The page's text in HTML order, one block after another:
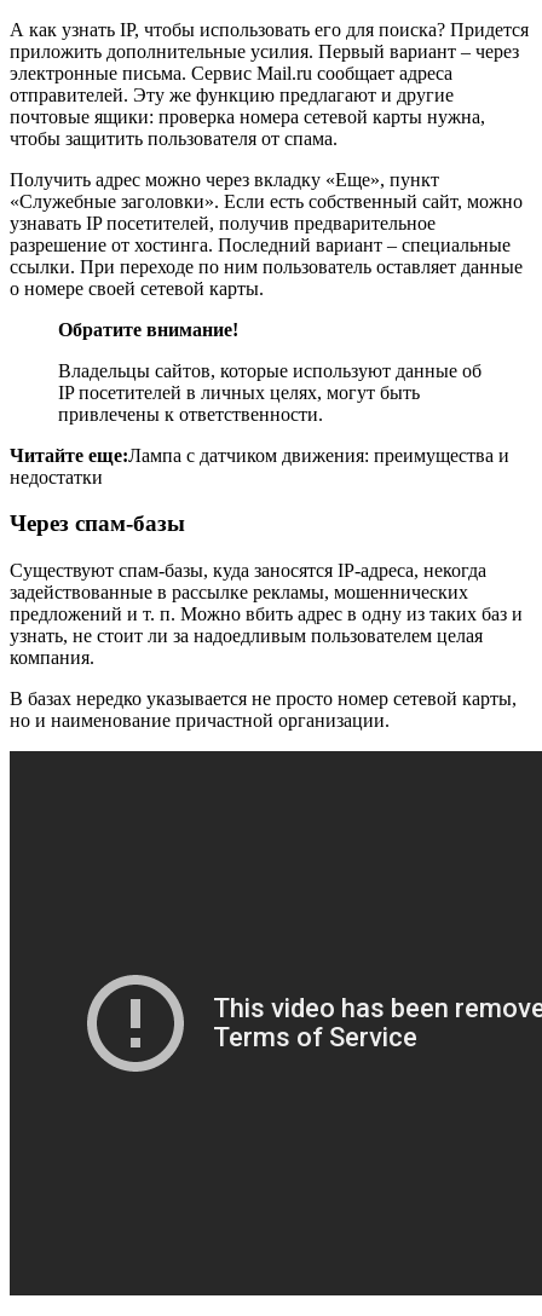
А как узнать IP, чтобы использовать его для поиска? Придется
приложить дополнительные усилия. Первый вариант – через
электронные письма. Сервис Mail.ru сообщает адреса
отправителей. Эту же функцию предлагают и другие
почтовые ящики: проверка номера сетевой карты нужна,
чтобы защитить пользователя от спама.
Получить адрес можно через вкладку «Еще», пункт
«Служебные заголовки». Если есть собственный сайт, можно
узнавать IP посетителей, получив предварительное
разрешение от хостинга. Последний вариант – специальные
ссылки. При переходе по ним пользователь оставляет данные
о номере своей сетевой карты.
Обратите внимание!
Владельцы сайтов, которые используют данные об
IP посетителей в личных целях, могут быть
привлечены к ответственности.
Читайте еще:Лампа с датчиком движения: преимущества и
недостатки
Через спам-базы
Существуют спам-базы, куда заносятся IP-адреса, некогда
задействованные в рассылке рекламы, мошеннических
предложений и т. п. Можно вбить адрес в одну из таких баз и
узнать, не стоит ли за надоедливым пользователем целая
компания.
В базах нередко указывается не просто номер сетевой карты,
но и наименование причастной организации.